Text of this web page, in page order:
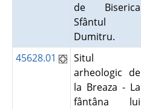
de Biserica
Sfântul
Dumitru.
45628.01
Situl
arheologic de
la Breaza - La
fântâna lui